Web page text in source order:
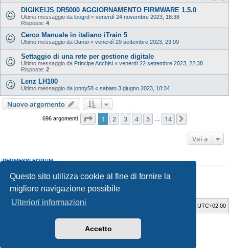
Questo sito utilizza cookie al fine di fornire la
migliore navigazione possibile
Ulteriori informazioni
Accetto
DIGIKEIJS DR5000 AGGIORNAMENTO FIRMWARE 1.5.0
Ultimo messaggio da leogrd « venerdì 24 novembre 2023, 18:38
Risposte: 4
Cerco Manuale in italiano iTrain 5
Ultimo messaggio da Danto « venerdì 29 settembre 2023, 23:09
Settaggio di una rete per gestione digitale
Ultimo messaggio da Principe Anchisi « venerdì 22 settembre 2023, 22:38
Risposte: 2
Lenz LH100
Ultimo messaggio da jonny58 « sabato 3 giugno 2023, 10:34
Nuovo argomento
696 argomenti Pagina di 14
1 2 3 4 5 14
Vai a
PERMESSI FORUM
Non puoirispondere negli argomenti
Non puoi
modificare i tuoi messaggi
Non puoicancellare i tuoi messaggi
Indice UTC+02:00
GTA game
phpBB® Forum Software © phpBB Limited
phpBB-Italia.it